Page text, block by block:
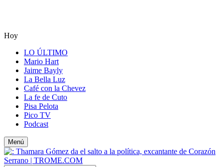
Hoy
LO ÚLTIMO
Mario Hart
Jaime Bayly
La Bella Luz
Café con la Chevez
La fe de Cuto
Pisa Pelota
Pico TV
Podcast
Menú